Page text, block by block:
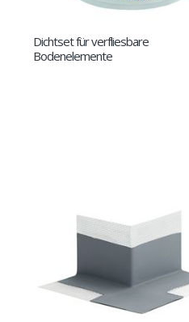
Dichtset für verfliesbare
Bodenelemente